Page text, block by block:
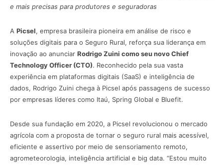
e mais precisas para produtores e seguradoras
A Picsel, empresa brasileira pioneira em análise de risco e
soluções digitais para o Seguro Rural, reforça sua liderança em
inovação ao anunciar Rodrigo Zuini como seu novo Chief
Technology Officer (CTO). Reconhecido pela sua vasta
experiência em plataformas digitais (SaaS) e inteligência de
dados, Rodrigo Zuini chega à Picsel após passagens de sucesso
por empresas líderes como Itaú, Spring Global e Bluefit.
Desde sua fundação em 2020, a Picsel revolucionou o mercado
agrícola com a proposta de tornar o seguro rural mais acessível,
eficiente e assertivo por meio de sensoriamento remoto,
agrometeorologia, inteligência artificial e big data. “Estou muito